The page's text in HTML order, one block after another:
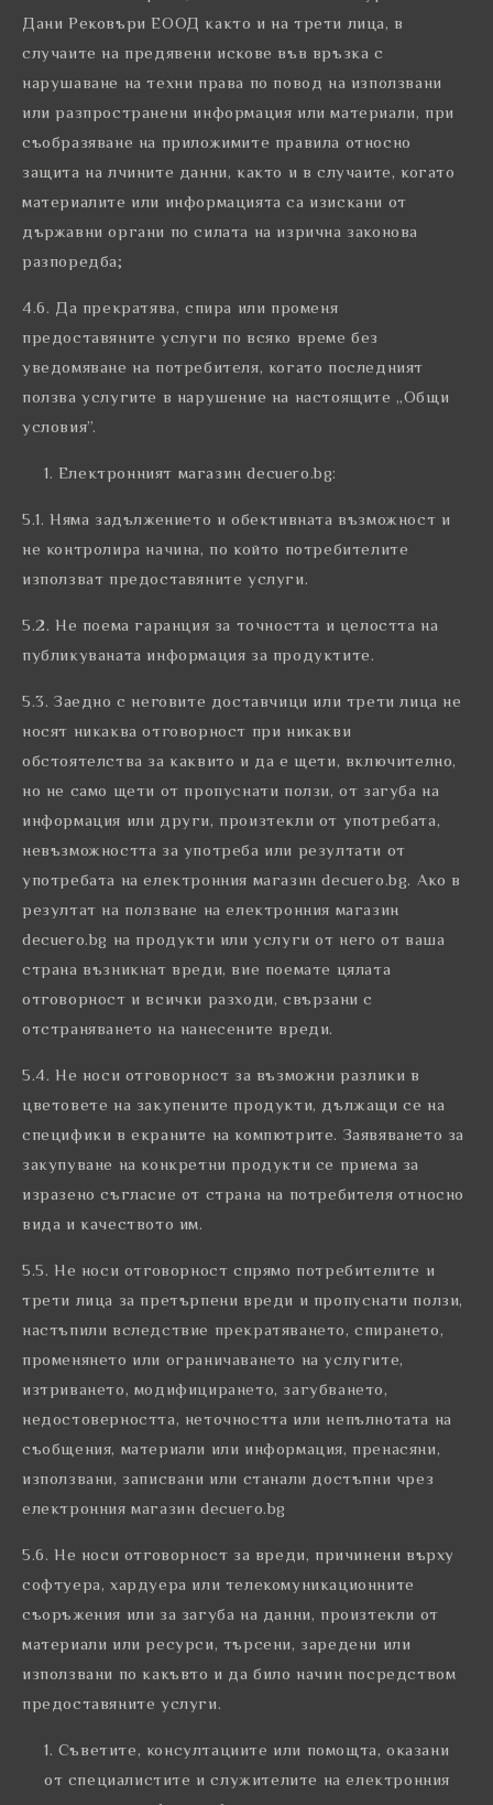
Дани Рековъри ЕООД както и на трети лица, в
случаите на предявени искове във връзка с
нарушаване на техни права по повод на използвани
или разпространени информация или материали, при
съобразяване на приложимите правила относно
защита на лчините данни, както и в случаите, когато
материалите или информацията са изискани от
държавни органи по силата на изрична законова
разпоредба;
4.6. Да прекратява, спира или променя
предоставяните услуги по всяко време без
уведомяване на потребителя, когато последният
ползва услугите в нарушение на настоящите „Общи
условия”.
Електронният магазин decuero.bg:
5.1. Няма задължението и обективната възможност и
не контролира начина, по който потребителите
използват предоставяните услуги.
5.2. Не поема гаранция за точността и целостта на
публикуваната информация за продуктите.
5.3. Заедно с неговите доставчици или трети лица не
носят никаква отговорност при никакви
обстоятелства за каквито и да е щети, включително,
но не само щети от пропуснати ползи, от загуба на
информация или други, произтекли от употребата,
невъзможността за употреба или резултати от
употребата на електронния магазин decuero.bg. Ако в
резултат на ползване на електронния магазин
decuero.bg на продукти или услуги от него от ваша
страна възникнат вреди, вие поемате цялата
отговорност и всички разходи, свързани с
отстраняването на нанесените вреди.
5.4. Не носи отговорност за възможни разлики в
цветовете на закупените продукти, дължащи се на
специфики в екраните на компютрите. Заявяването за
закупуване на конкретни продукти се приема за
изразено съгласие от страна на потребителя относно
вида и качеството им.
5.5. Не носи отговорност спрямо потребителите и
трети лица за претърпени вреди и пропуснати ползи,
настъпили вследствие прекратяването, спирането,
променянето или ограничаването на услугите,
изтриването, модифицирането, загубването,
недостоверността, неточността или непълнотата на
съобщения, материали или информация, пренасяни,
използвани, записвани или станали достъпни чрез
електронния магазин decuero.bg
5.6. Не носи отговорност за вреди, причинени върху
софтуера, хардуера или телекомуникационните
съоръжения или за загуба на данни, произтекли от
материали или ресурси, търсени, заредени или
използвани по какъвто и да било начин посредством
предоставяните услуги.
Съветите, консултациите или помощта, оказани
от специалистите и служителите на електронния